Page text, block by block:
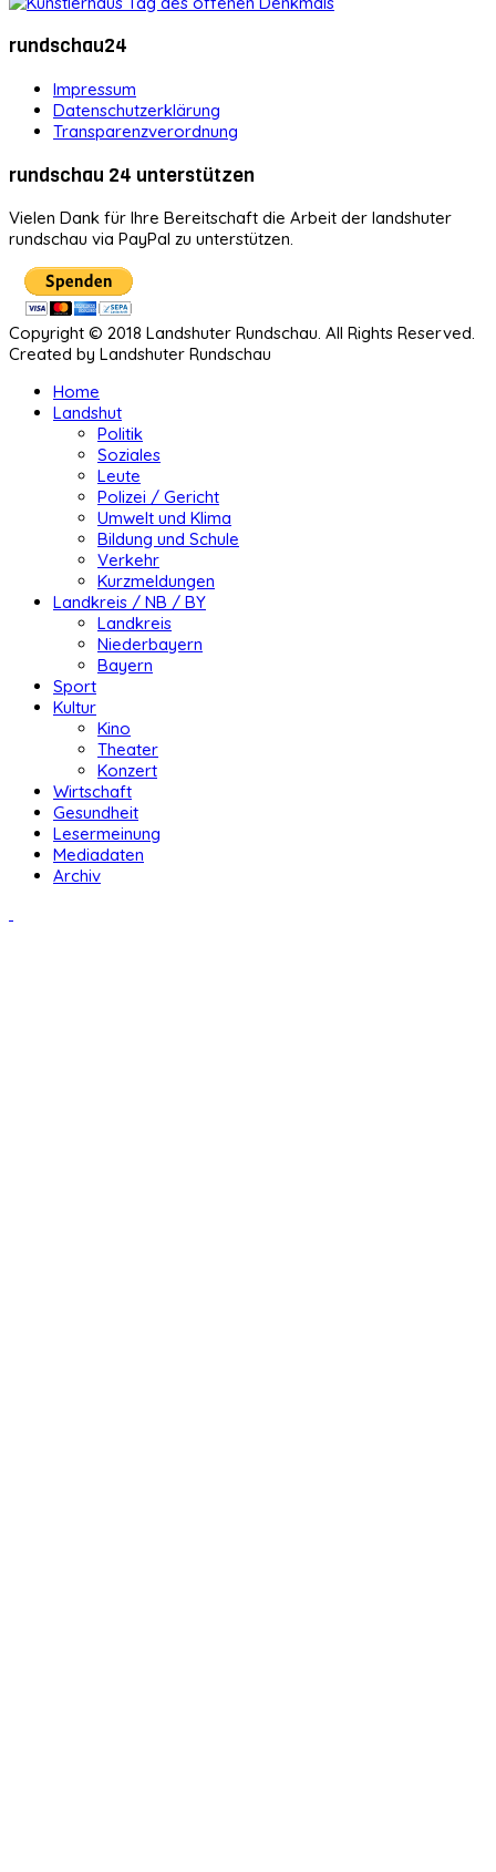
rundschau24
Impressum
Datenschutzerklärung
Transparenzverordnung
rundschau 24 unterstützen
Vielen Dank für Ihre Bereitschaft die Arbeit der landshuter
rundschau via PayPal zu unterstützen.
Copyright © 2018 Landshuter Rundschau. All Rights Reserved.
Created by Landshuter Rundschau
Home
Landshut
Politik
Soziales
Leute
Polizei / Gericht
Umwelt und Klima
Bildung und Schule
Verkehr
Kurzmeldungen
Landkreis / NB / BY
Landkreis
Niederbayern
Bayern
Sport
Kultur
Kino
Theater
Konzert
Wirtschaft
Gesundheit
Lesermeinung
Mediadaten
Archiv